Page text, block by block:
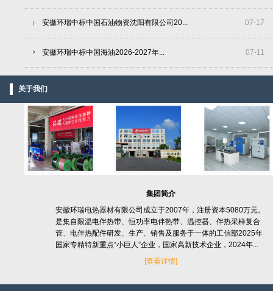
07-17
安徽环瑞中标中国石油物资沈阳有限公司20...
07-11
安徽环瑞中标中国海油2026-2027年...
关于我们
集团简介
安徽环瑞电热器材有限公司成立于2007年，注册资本5080万元。
是集自限温电伴热带、恒功率电伴热带、温控器、伴热采样复合
管、电伴热配件研发、生产、销售及服务于一体的工信部2025年
国家专精特新重点“小巨人”企业，国家高新技术企业，2024年...
[查看详情]